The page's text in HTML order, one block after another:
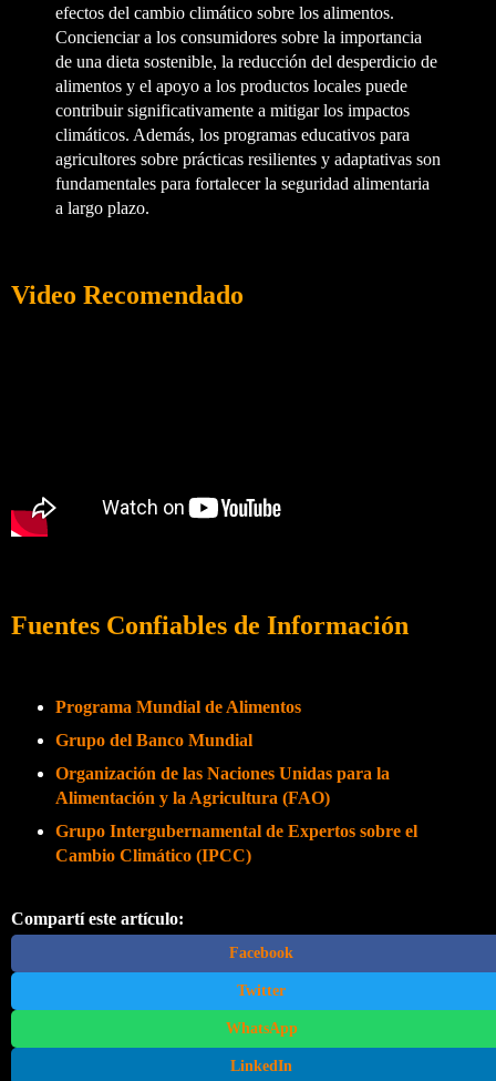
efectos del cambio climático sobre los alimentos.
Concienciar a los consumidores sobre la importancia
de una dieta sostenible, la reducción del desperdicio de
alimentos y el apoyo a los productos locales puede
contribuir significativamente a mitigar los impactos
climáticos. Además, los programas educativos para
agricultores sobre prácticas resilientes y adaptativas son
fundamentales para fortalecer la seguridad alimentaria
a largo plazo.
Video Recomendado
Fuentes Confiables de Información
Programa Mundial de Alimentos
Grupo del Banco Mundial
Organización de las Naciones Unidas para la
Alimentación y la Agricultura (FAO)
Grupo Intergubernamental de Expertos sobre el
Cambio Climático (IPCC)
Compartí este artículo:
Facebook
Twitter
WhatsApp
LinkedIn